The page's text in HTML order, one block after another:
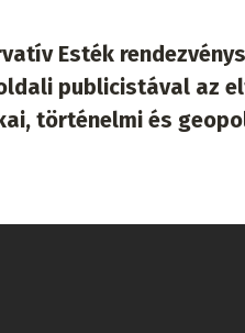
Esték
publicistával az
történelmi és